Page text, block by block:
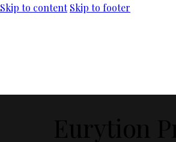
Skip to content Skip to footer